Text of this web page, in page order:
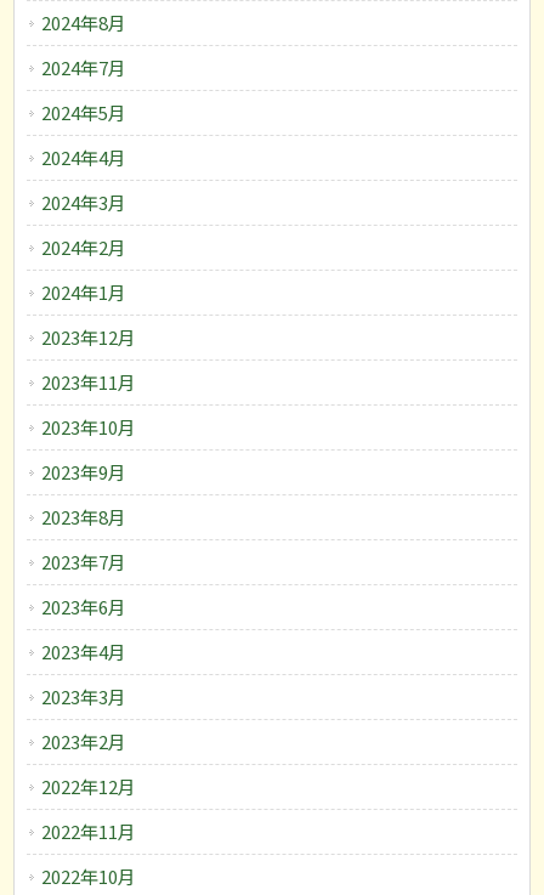
2024年8月
2024年7月
2024年5月
2024年4月
2024年3月
2024年2月
2024年1月
2023年12月
2023年11月
2023年10月
2023年9月
2023年8月
2023年7月
2023年6月
2023年4月
2023年3月
2023年2月
2022年12月
2022年11月
2022年10月